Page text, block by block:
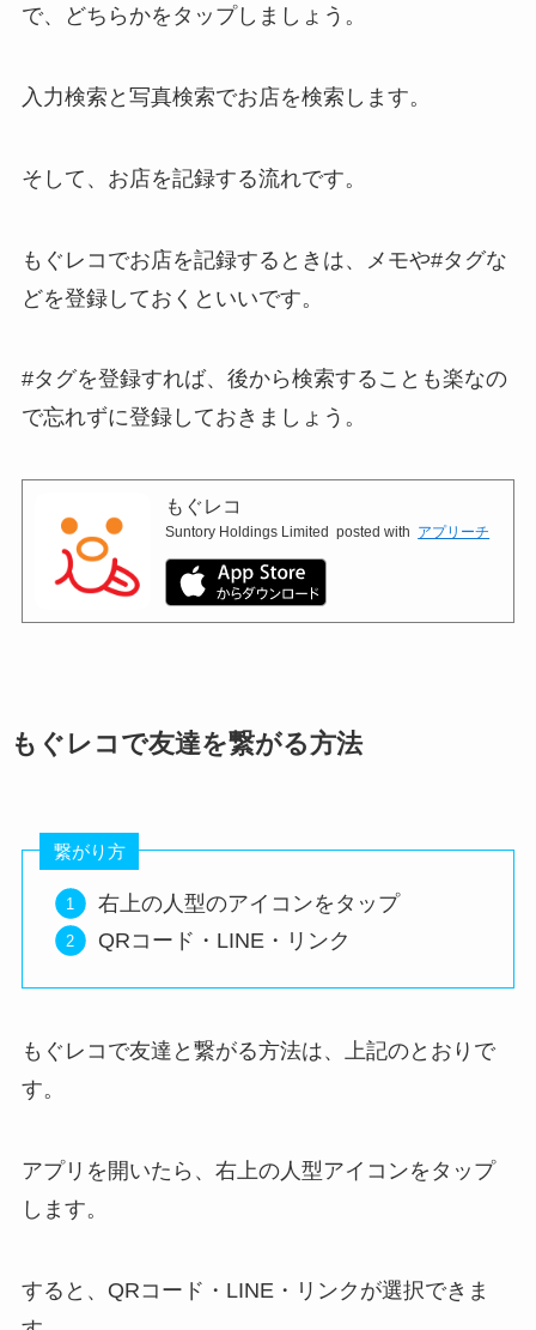
で、どちらかをタップしましょう。
入力検索と写真検索でお店を検索します。
そして、お店を記録する流れです。
もぐレコでお店を記録するときは、メモや#タグな
どを登録しておくといいです。
#タグを登録すれば、後から検索することも楽なの
で忘れずに登録しておきましょう。
もぐレコ
Suntory Holdings Limited posted with アプリーチ
もぐレコで友達を繋がる方法
繋がり方
右上の人型のアイコンをタップ
QRコード・LINE・リンク
もぐレコで友達と繋がる方法は、上記のとおりで
す。
アプリを開いたら、右上の人型アイコンをタップ
します。
すると、QRコード・LINE・リンクが選択できま